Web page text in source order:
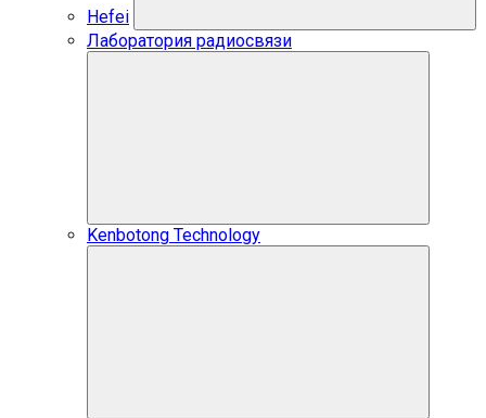
Hefei
Лаборатория радиосвязи
Kenbotong Technology